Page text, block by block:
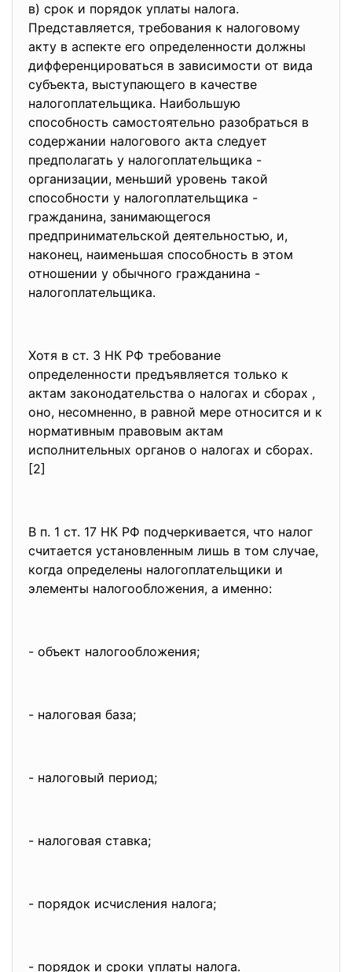
в) срок и порядок уплаты налога.
Представляется, требования к налоговому
акту в аспекте его определенности должны
дифференцироваться в зависимости от вида
субъекта, выступающего в качестве
налогоплательщика. Наибольшую
способность самостоятельно разобраться в
содержании налогового акта следует
предполагать у налогоплательщика -
организации, меньший уровень такой
способности у налогоплательщика -
гражданина, занимающегося
предпринимательской деятельностью, и,
наконец, наименьшая способность в этом
отношении у обычного гражданина -
налогоплательщика.
Хотя в ст. 3 НК РФ требование
определенности предъявляется только к
актам законодательства о налогах и сборах ,
оно, несомненно, в равной мере относится и к
нормативным правовым актам
исполнительных органов о налогах и сборах.
[2]
В п. 1 ст. 17 НК РФ подчеркивается, что налог
считается установленным лишь в том случае,
когда определены налогоплательщики и
элементы налогообложения, а именно:
- объект налогообложения;
- налоговая база;
- налоговый период;
- налоговая ставка;
- порядок исчисления налога;
- порядок и сроки уплаты налога.